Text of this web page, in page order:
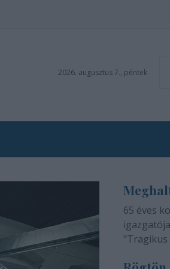
2026. augusztus 7., péntek
65 éves
"Tragikus